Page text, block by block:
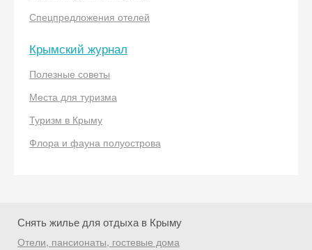
Спецпредложения отелей
Крымский журнал
Полезные советы
Места для туризма
Туризм в Крыму
Флора и фауна полуострова
Снять жилье для отдыха в Крыму
Отели, пансионаты, гостевые дома
промокод на первое бронирование!
Получить промокод